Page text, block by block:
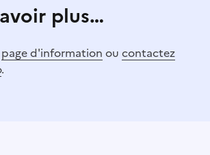
plus…
page d'information ou contactez
.